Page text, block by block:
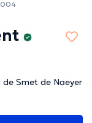
Smet de Naeyer